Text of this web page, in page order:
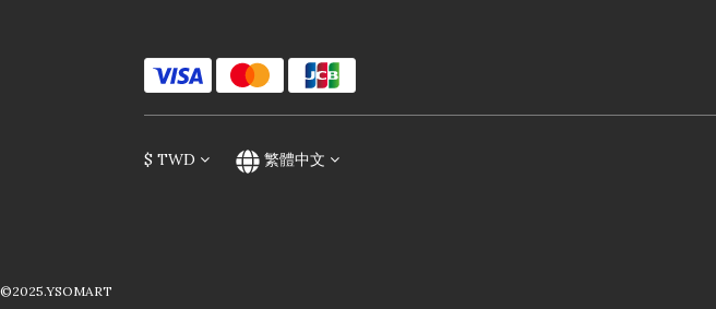
$ TWD 繁體中文
©2025.YSOMART